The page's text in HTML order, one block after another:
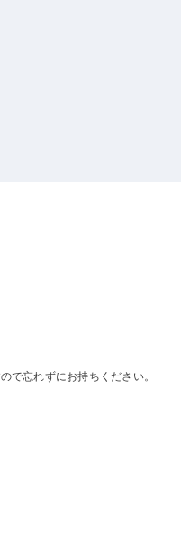
で忘れずにお持ちください。